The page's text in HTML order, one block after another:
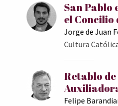
San Pablo
el Concilio
Jorge de Juan
Cultura
Retablo
Felipe